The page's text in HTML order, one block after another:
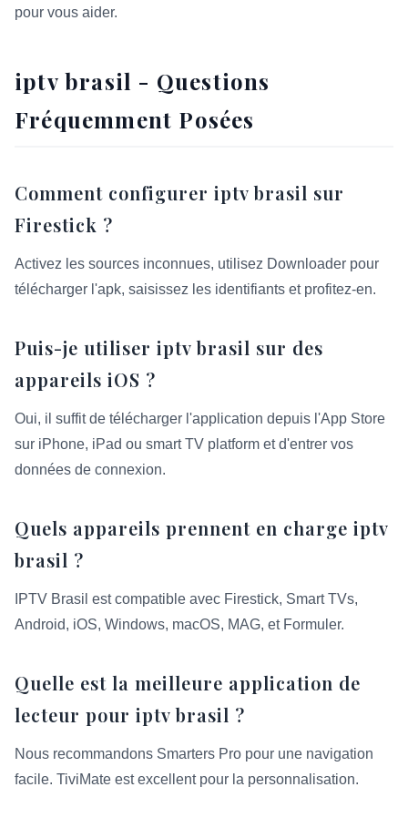
pour vous aider.
iptv brasil - Questions
Fréquemment Posées
Comment configurer iptv brasil sur
Firestick ?
Activez les sources inconnues, utilisez Downloader pour
télécharger l'apk, saisissez les identifiants et profitez-en.
Puis-je utiliser iptv brasil sur des
appareils iOS ?
Oui, il suffit de télécharger l'application depuis l'App Store
sur iPhone, iPad ou smart TV platform et d'entrer vos
données de connexion.
Quels appareils prennent en charge iptv
brasil ?
IPTV Brasil est compatible avec Firestick, Smart TVs,
Android, iOS, Windows, macOS, MAG, et Formuler.
Quelle est la meilleure application de
lecteur pour iptv brasil ?
Nous recommandons Smarters Pro pour une navigation
facile. TiviMate est excellent pour la personnalisation.